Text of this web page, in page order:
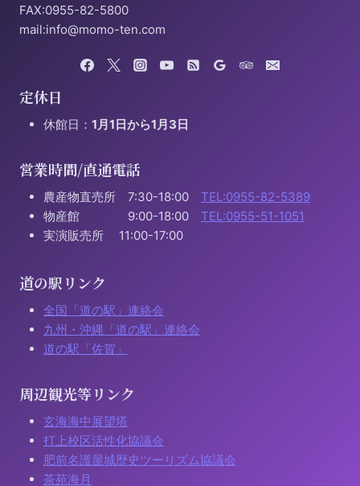
FAX:0955-82-5800
mail:info@momo-ten.com
定休日
休館日： 1月1日から1月3日
営業時間/直通電話
農産物直売所 7:30-18:00 TEL:0955-82-5389
物産館 9:00-18:00 TEL:0955-51-1051
実演販売所 11:00-17:00
道の駅リンク
全国「道の駅」連絡会
九州・沖縄「道の駅」連絡会
道の駅「佐賀」
周辺観光等リンク
玄海海中展望塔
打上校区活性化協議会
肥前名護屋城歴史ツーリズム協議会
茶苑海月